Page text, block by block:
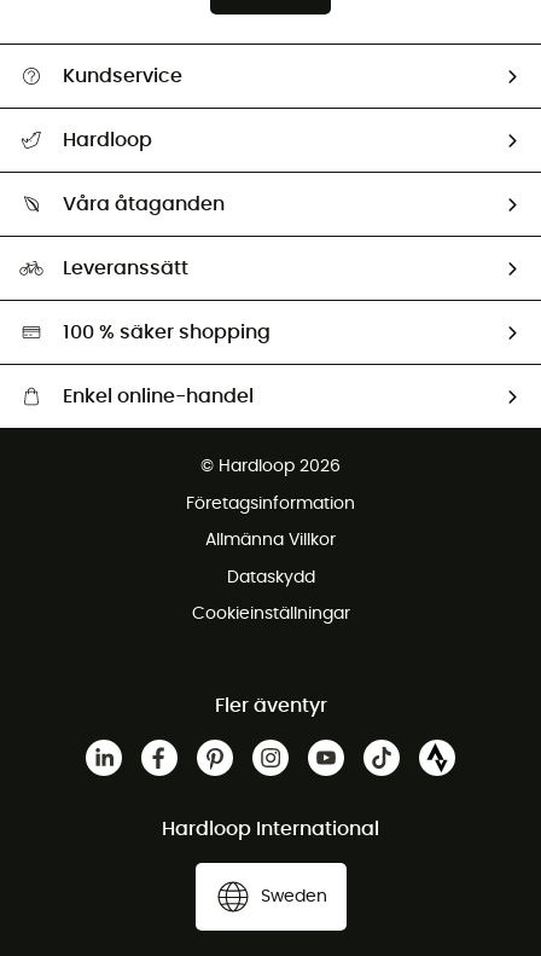
Kundservice
Retur & återbetalning
Hardloop
Ambassadörer
Våra åtaganden
Miljöanpassat urval
Leveranssätt
100 % säker shopping
Enkel online-handel
© Hardloop 2026
Företagsinformation
Allmänna Villkor
Dataskydd
Cookieinställningar
Fler äventyr
Hardloop International
Sweden